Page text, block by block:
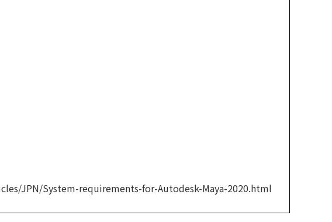
JPN/System-requirements-for-Autodesk-Maya-2020.html